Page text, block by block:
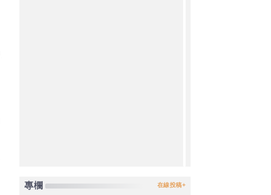
專欄 在線投稿+